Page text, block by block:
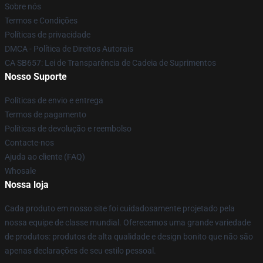
Sobre nós
Termos e Condições
Políticas de privacidade
DMCA - Política de Direitos Autorais
CA SB657: Lei de Transparência de Cadeia de Suprimentos
Nosso Suporte
Políticas de envio e entrega
Termos de pagamento
Políticas de devolução e reembolso
Contacte-nos
Ajuda ao cliente (FAQ)
Whosale
Nossa loja
Cada produto em nosso site foi cuidadosamente projetado pela
nossa equipe de classe mundial. Oferecemos uma grande variedade
de produtos: produtos de alta qualidade e design bonito que não são
apenas declarações de seu estilo pessoal.